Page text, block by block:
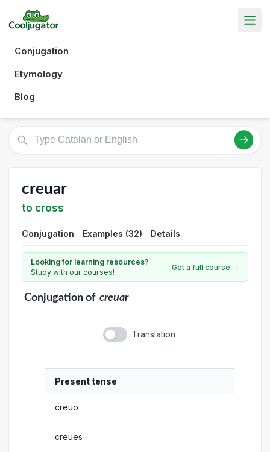
Conjugation
Etymology
Blog
creuar
to cross
Conjugation Examples (32) Details
Looking for learning resources?
Study with our courses!
Get a full course →
Conjugationof creuar
Translation
Present tense
creuo
creues